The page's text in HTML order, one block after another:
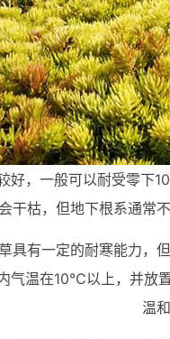
好，一般可以耐受零下
干枯，但地下根系通常
具有一定的耐寒能力，
气温在10℃以上，并放
温